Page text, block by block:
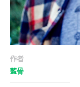
作者
藍骨